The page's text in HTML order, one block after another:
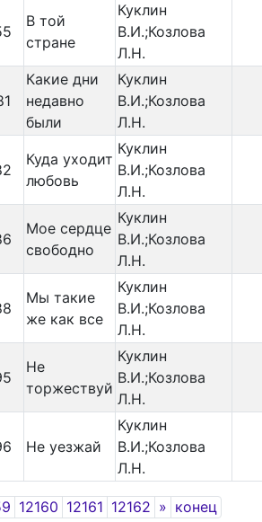
В той
стране
Куклин
В.И.;Козлова
Л.Н.
Какие дни
недавно
были
Куклин
В.И.;Козлова
Л.Н.
Куда уходит
любовь
Куклин
В.И.;Козлова
Л.Н.
Мое сердце
свободно
Куклин
В.И.;Козлова
Л.Н.
Мы такие
же как все
Куклин
В.И.;Козлова
Л.Н.
Не
торжествуй
Куклин
В.И.;Козлова
Л.Н.
Не уезжай
Куклин
В.И.;Козлова
Л.Н.
12160 12161 12162 » Next
конец